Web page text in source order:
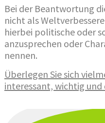
Bei der Beantwortung
nicht als
hierbei politische oder
anzusprechen oder
nennen.
Überlegen Sie sich
interessant, wichtig